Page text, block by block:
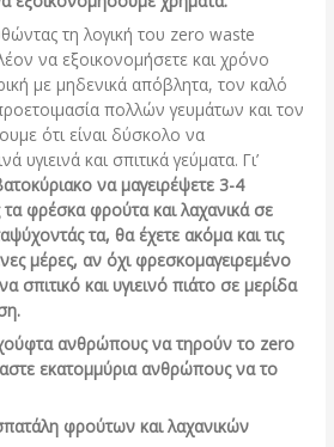
τη λογική του zero waste
να εξοικονομήσετε και χρόνο
με μηδενικά απόβλητα, τον καλό
πολλών γευμάτων και τον
ότι είναι δύσκολο να
υγιεινά και σπιτικά γεύματα. Γι’
να μαγειρέψετε 3-4
φρέσκα φρούτα και λαχανικά σε
τα, θα έχετε ακόμα και τις
μέρες, αν όχι φρεσκομαγειρεμένο
σπιτικό και υγιεινό πιάτο σε μερίδα
ανθρώπους να τηρούν το zero
εκατομμύρια ανθρώπους να το
φρούτων και λαχανικών